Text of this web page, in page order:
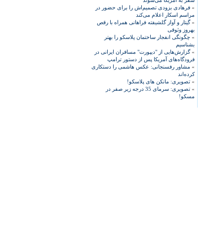
» فرهادی بزودی تصمیم‌اش را برای حضور در
مراسم اسکار اعلام می‌کند
»گیتار و آواز گلشیفته فراهانی همراه با رقص
بهروز وثوقی
» چگونگی انفجار ساختمان پلاسکو را بهتر
بشناسیم
»گزارش‌هایی از "دیپورت" مسافران ایرانی در
فرودگاه‌های آمریکا پس از دستور ترامپ
» مشاور رفسنجانی: عکس هاشمی را دستکاری
کرده‌اند
» تصویری: مانکن های پلاسکو!
»
تصویری: سرمای 35 درجه زیر صفر در
مسکو!